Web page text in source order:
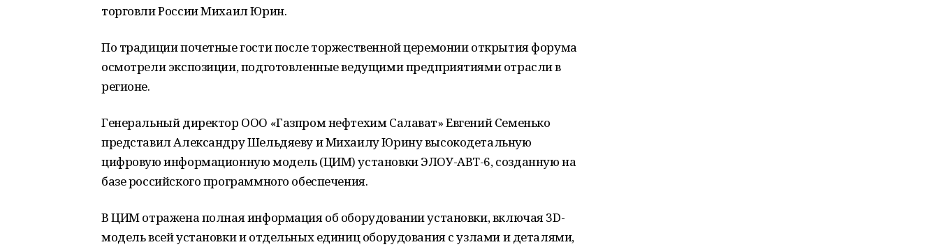
торговли России Михаил Юрин.
По традиции почетные гости после торжественной церемонии открытия форума
осмотрели экспозиции, подготовленные ведущими предприятиями отрасли в
регионе.
Генеральный директор ООО «Газпром нефтехим Салават» Евгений Семенько
представил Александру Шельдяеву и Михаилу Юрину высокодетальную
цифровую информационную модель (ЦИМ) установки ЭЛОУ-АВТ-6, созданную на
базе российского программного обеспечения.
В ЦИМ отражена полная информация об оборудовании установки, включая 3D-
модель всей установки и отдельных единиц оборудования с узлами и деталями,